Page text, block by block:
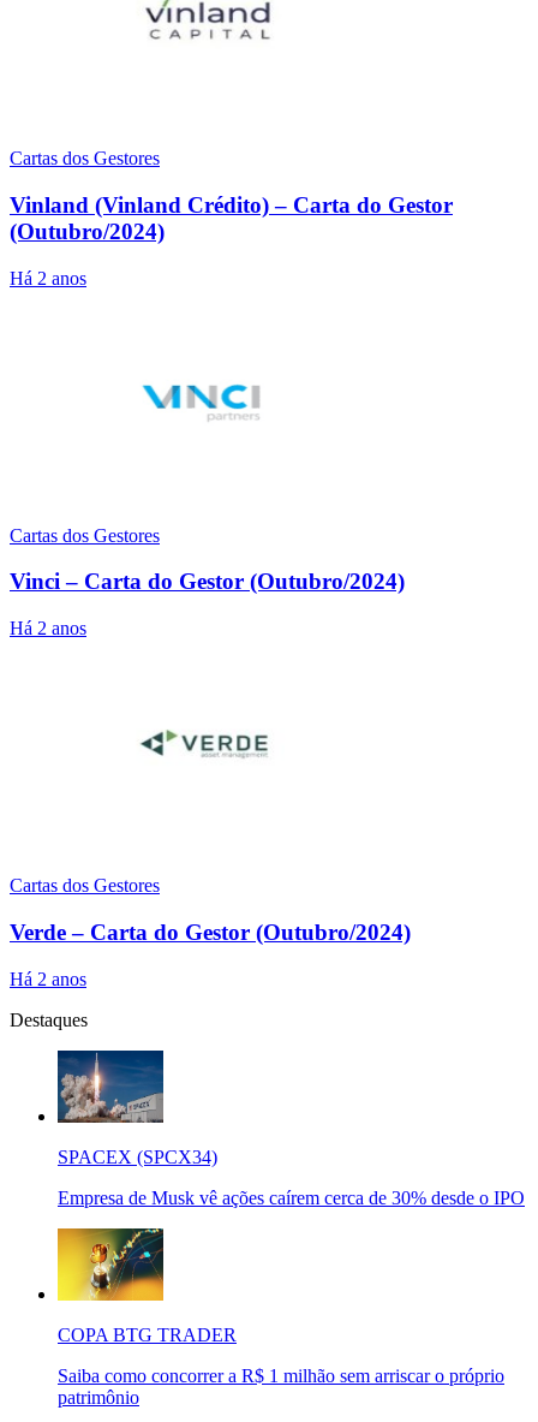
Cartas dos Gestores
Vinland (Vinland Crédito) – Carta do Gestor
(Outubro/2024)
Há 2 anos
Cartas dos Gestores
Vinci – Carta do Gestor (Outubro/2024)
Há 2 anos
Cartas dos Gestores
Verde – Carta do Gestor (Outubro/2024)
Há 2 anos
Destaques
SPACEX (SPCX34)
Empresa de Musk vê ações caírem cerca de 30% desde o IPO
COPA BTG TRADER
Saiba como concorrer a R$ 1 milhão sem arriscar o próprio
patrimônio